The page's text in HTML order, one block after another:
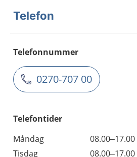
Telefon
Telefonnummer
0270-707 00
Telefontider
Måndag
08.00–17.00
Tisdag
08.00–17.00